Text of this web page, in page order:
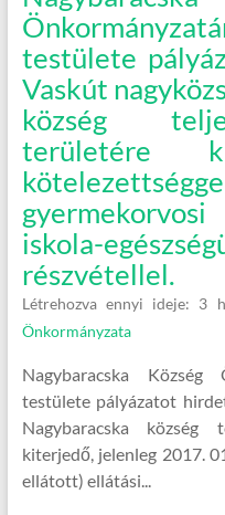
testülete
Vaskút
község
területére
iskola-
részvétellel.
Létrehozva ennyi ideje: 3
Önkormányzata
Nagybaracska Község
testülete pályázatot
Nagybaracska község
kiterjedő, jelenleg 2017.
ellátott) ellátási...